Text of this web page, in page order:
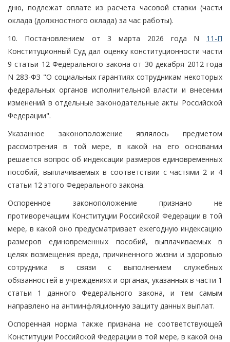
дню, подлежат оплате из расчета часовой ставки (части
оклада (должностного оклада) за час работы).
10. Постановлением от 3 марта 2026 года N 11-П
Конституционный Суд дал оценку конституционности части
9 статьи 12 Федерального закона от 30 декабря 2012 года
N 283-ФЗ "О социальных гарантиях сотрудникам некоторых
федеральных органов исполнительной власти и внесении
изменений в отдельные законодательные акты Российской
Федерации".
Указанное законоположение являлось предметом
рассмотрения в той мере, в какой на его основании
решается вопрос об индексации размеров единовременных
пособий, выплачиваемых в соответствии с частями 2 и 4
статьи 12 этого Федерального закона.
Оспоренное законоположение признано не
противоречащим Конституции Российской Федерации в той
мере, в какой оно предусматривает ежегодную индексацию
размеров единовременных пособий, выплачиваемых в
целях возмещения вреда, причиненного жизни и здоровью
сотрудника в связи с выполнением служебных
обязанностей в учреждениях и органах, указанных в части 1
статьи 1 данного Федерального закона, и тем самым
направлено на антиинфляционную защиту данных выплат.
Оспоренная норма также признана не соответствующей
Конституции Российской Федерации в той мере, в какой она